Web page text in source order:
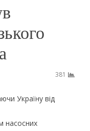
381
Україну від
насосних